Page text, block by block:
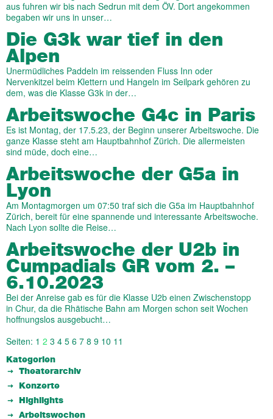
aus fuhren wir bis nach Sedrun mit dem ÖV. Dort angekommen
begaben wir uns in unser…
Die G3k war tief in den
Alpen
Unermüdliches Paddeln im reissenden Fluss Inn oder
Nervenkitzel beim Klettern und Hangeln im Seilpark gehören zu
dem, was die Klasse G3k in der…
Arbeitswoche G4c in Paris
Es ist Montag, der 17.5.23, der Beginn unserer Arbeitswoche. Die
ganze Klasse steht am Hauptbahnhof Zürich. Die allermeisten
sind müde, doch eine…
Arbeitswoche der G5a in
Lyon
Am Montagmorgen um 07:50 traf sich die G5a im Hauptbahnhof
Zürich, bereit für eine spannende und interessante Arbeitswoche.
Nach Lyon sollte die Reise…
Arbeitswoche der U2b in
Cumpadials GR vom 2. –
6.10.2023
Bei der Anreise gab es für die Klasse U2b einen Zwischenstopp
in Chur, da die Rhätische Bahn am Morgen schon seit Wochen
hoffnungslos ausgebucht…
Seiten: 1 2 3 4 5 6 7 8 9 10 11
Kategorien
Theaterarchiv
Konzerte
Highlights
Arbeitswochen